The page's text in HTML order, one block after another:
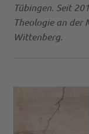
Tübingen. Seit
Theologie an
Wittenberg.